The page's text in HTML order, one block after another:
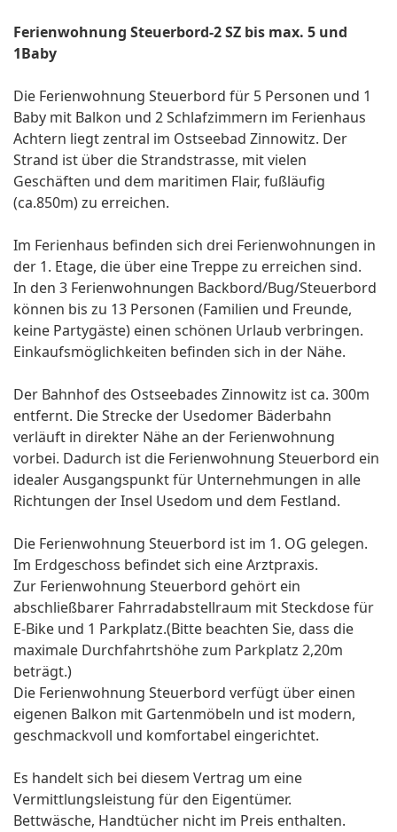
Ferienwohnung Steuerbord-2 SZ bis max. 5 und
1Baby
Die Ferienwohnung Steuerbord für 5 Personen und 1
Baby mit Balkon und 2 Schlafzimmern im Ferienhaus
Achtern liegt zentral im Ostseebad Zinnowitz. Der
Strand ist über die Strandstrasse, mit vielen
Geschäften und dem maritimen Flair, fußläufig
(ca.850m) zu erreichen.
Im Ferienhaus befinden sich drei Ferienwohnungen in
der 1. Etage, die über eine Treppe zu erreichen sind.
In den 3 Ferienwohnungen Backbord/Bug/Steuerbord
können bis zu 13 Personen (Familien und Freunde,
keine Partygäste) einen schönen Urlaub verbringen.
Einkaufsmöglichkeiten befinden sich in der Nähe.
Der Bahnhof des Ostseebades Zinnowitz ist ca. 300m
entfernt. Die Strecke der Usedomer Bäderbahn
verläuft in direkter Nähe an der Ferienwohnung
vorbei. Dadurch ist die Ferienwohnung Steuerbord ein
idealer Ausgangspunkt für Unternehmungen in alle
Richtungen der Insel Usedom und dem Festland.
Die Ferienwohnung Steuerbord ist im 1. OG gelegen.
Im Erdgeschoss befindet sich eine Arztpraxis.
Zur Ferienwohnung Steuerbord gehört ein
abschließbarer Fahrradabstellraum mit Steckdose für
E-Bike und 1 Parkplatz.(Bitte beachten Sie, dass die
maximale Durchfahrtshöhe zum Parkplatz 2,20m
beträgt.)
Die Ferienwohnung Steuerbord verfügt über einen
eigenen Balkon mit Gartenmöbeln und ist modern,
geschmackvoll und komfortabel eingerichtet.
Es handelt sich bei diesem Vertrag um eine
Vermittlungsleistung für den Eigentümer.
Bettwäsche, Handtücher nicht im Preis enthalten.